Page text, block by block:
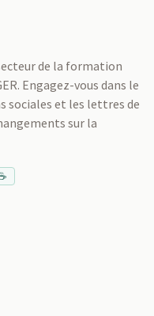
de la formation
Engagez-vous dans le
sociales et les lettres de
sur la